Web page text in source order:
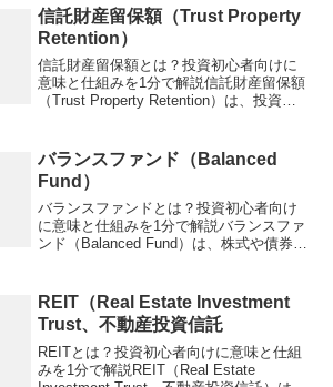
売る際の基準となる金額で、毎日変動
し...
信託財産留保額（Trust Property
Retention）
信託財産留保額とは？投資初心者向けに
意味と仕組みを1分で解説信託財産留保額
（Trust Property Retention）は、投資信
万円解約で0.3%（3000...
バランスファンド（Balanced
Fund）
バランスファンドとは？投資初心者向け
に意味と仕組みを1分で解説バランスファ
ンド（Balanced Fund）は、株式や債券を
資、年5%リターン。この記事では、バラ
ンス...
REIT（Real Estate Investment
Trust、不動産投資信託
REITとは？投資初心者向けに意味と仕組
みを1分で解説REIT（Real Estate